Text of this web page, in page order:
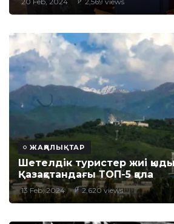
ЖАҢАЛЫҚТАР
Шетелдік туристер жиі
Қазақстандағы ТОП-5 қала
13 Feb, 2024 2,620 views